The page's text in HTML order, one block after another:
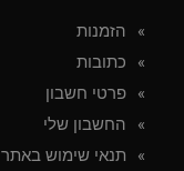
הזמנות
כתובות
פרטי חשבון
החשבון שלי
תנאי שימוש באתר